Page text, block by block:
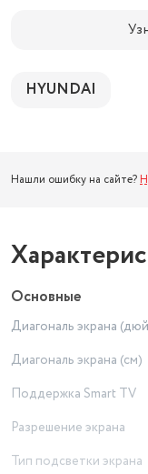
HYUNDAI
Нашли ошибку на сайте?
Основные
Диагональ экрана
Диагональ экрана (см)
Поддержка Smart TV
Разрешение экрана
Тип подсветки экрана